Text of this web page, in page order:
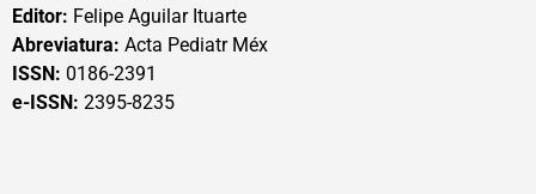
Editor: Felipe Aguilar Ituarte
Abreviatura: Acta Pediatr Méx
ISSN: 0186-2391
e-ISSN: 2395-8235